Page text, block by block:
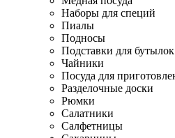
Наборы для специй
Пиалы
Подносы
Подставки для бутылок
Чайники
Посуда для
Разделочные доски
Рюмки
Салатники
Салфетницы